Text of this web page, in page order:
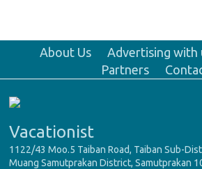
About Us Advertising with
Partners
Vacationist
1122/43 Moo.5 Taiban Road, Taiban Sub-
Muang Samutprakan District, Samutprakan